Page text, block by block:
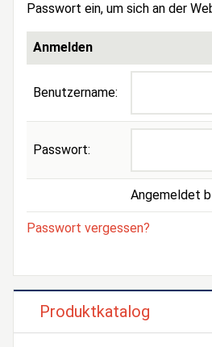
Passwort ein, um sich an der
Anmelden
Benutzername:
Passwort:
Angemeldet
Passwort vergessen?
Produktkatalog